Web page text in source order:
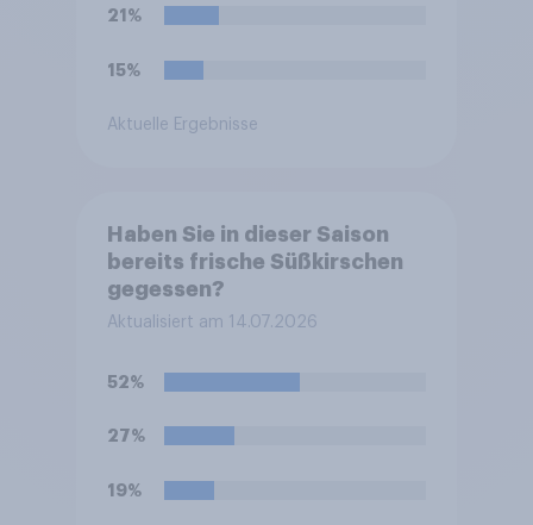
21%
15%
Aktuelle Ergebnisse
Haben Sie in dieser Saison
bereits frische Süßkirschen
gegessen?
Aktualisiert am 14.07.2026
52%
27%
19%